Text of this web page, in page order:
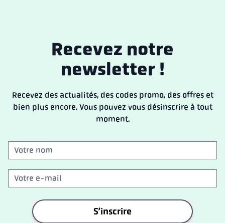
Recevez notre
newsletter !
Recevez des actualités, des codes promo, des offres et
bien plus encore. Vous pouvez vous désinscrire à tout
moment.
S’inscrire